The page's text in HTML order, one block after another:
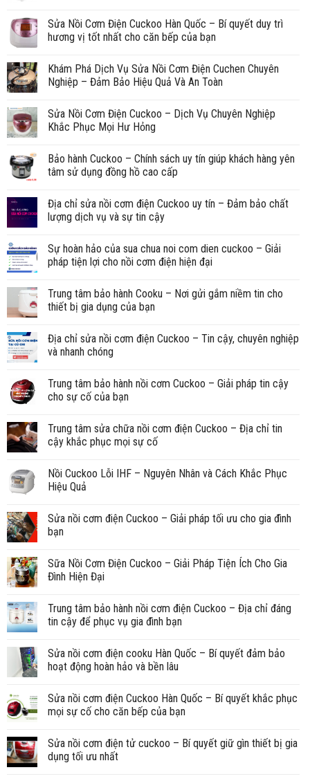
Sửa Nồi Cơm Điện Cuckoo Hàn Quốc – Bí quyết duy trì
hương vị tốt nhất cho căn bếp của bạn
Khám Phá Dịch Vụ Sửa Nồi Cơm Điện Cuchen Chuyên
Nghiệp – Đảm Bảo Hiệu Quả Và An Toàn
Sửa Nồi Cơm Điện Cuckoo – Dịch Vụ Chuyên Nghiệp
Khắc Phục Mọi Hư Hỏng
Bảo hành Cuckoo – Chính sách uy tín giúp khách hàng yên
tâm sử dụng đồng hồ cao cấp
Địa chỉ sửa nồi cơm điện Cuckoo uy tín – Đảm bảo chất
lượng dịch vụ và sự tin cậy
Sự hoàn hảo của sua chua noi com dien cuckoo – Giải
pháp tiện lợi cho nồi cơm điện hiện đại
Trung tâm bảo hành Cooku – Nơi gửi gắm niềm tin cho
thiết bị gia dụng của bạn
Địa chỉ sửa nồi cơm điện Cuckoo – Tin cậy, chuyên nghiệp
và nhanh chóng
Trung tâm bảo hành nồi cơm Cuckoo – Giải pháp tin cậy
cho sự cố của bạn
Trung tâm sửa chữa nồi cơm điện Cuckoo – Địa chỉ tin
cậy khắc phục mọi sự cố
Nồi Cuckoo Lỗi IHF – Nguyên Nhân và Cách Khắc Phục
Hiệu Quả
Sửa nồi cơm điện Cuckoo – Giải pháp tối ưu cho gia đình
bạn
Sữa Nồi Cơm Điện Cuckoo – Giải Pháp Tiện Ích Cho Gia
Đình Hiện Đại
Trung tâm bảo hành nồi cơm điện Cuckoo – Địa chỉ đáng
tin cậy để phục vụ gia đình bạn
Sửa nồi cơm điện cooku Hàn Quốc – Bí quyết đảm bảo
hoạt động hoàn hảo và bền lâu
Sửa nồi cơm điện Cuckoo Hàn Quốc – Bí quyết khắc phục
mọi sự cố cho căn bếp của bạn
Sửa nồi cơm điện tử cuckoo – Bí quyết giữ gìn thiết bị gia
dụng tối ưu nhất